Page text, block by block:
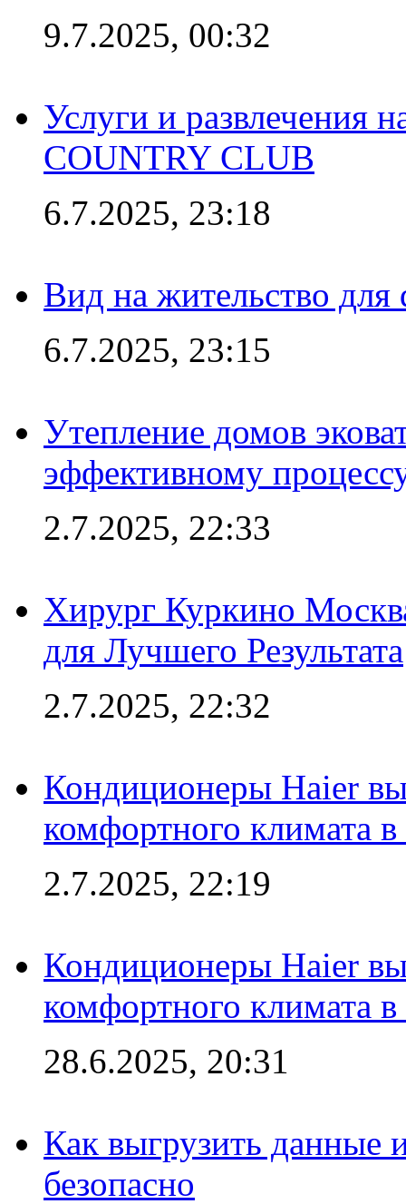
9.7.2025, 00:32
Услуги и развлечения
COUNTRY CLUB
6.7.2025, 23:18
Вид на жительство
6.7.2025, 23:15
Утепление домов
эффективному
2.7.2025, 22:33
Хирург Куркино
для Лучшего Результата
2.7.2025, 22:32
Кондиционеры Haier
комфортного климата
2.7.2025, 22:19
Кондиционеры Haier
комфортного климата
28.6.2025, 20:31
Как выгрузить данные
безопасно